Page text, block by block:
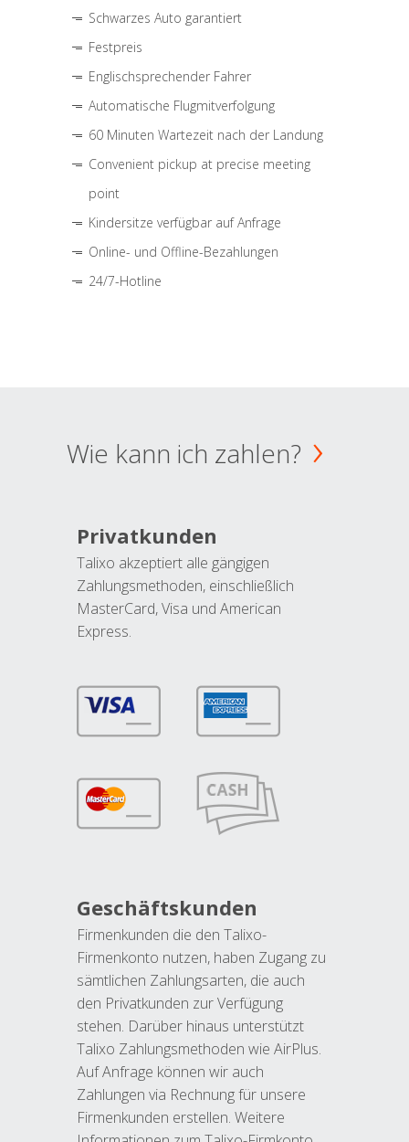
Schwarzes Auto garantiert
Festpreis
Englischsprechender Fahrer
Automatische Flugmitverfolgung
60 Minuten Wartezeit nach der Landung
Convenient pickup at precise meeting
point
Kindersitze verfügbar auf Anfrage
Online- und Offline-Bezahlungen
24/7-Hotline
Wie kann ich zahlen?
Privatkunden
Talixo akzeptiert alle gängigen
Zahlungsmethoden, einschließlich
MasterCard, Visa und American
Express.
Geschäftskunden
Firmenkunden die den Talixo-
Firmenkonto nutzen, haben Zugang zu
sämtlichen Zahlungsarten, die auch
den Privatkunden zur Verfügung
stehen. Darüber hinaus unterstützt
Talixo Zahlungsmethoden wie AirPlus.
Auf Anfrage können wir auch
Zahlungen via Rechnung für unsere
Firmenkunden erstellen. Weitere